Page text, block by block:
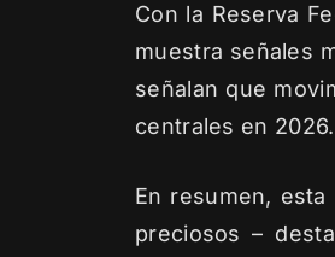
Con la Reserva
muestra señales
señalan que
centrales en 2026.
En resumen, esta
preciosos –